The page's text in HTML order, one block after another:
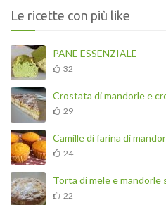
Le ricette con più like
PANE ESSENZIALE
32
Crostata di mandorle e
29
Camille di farina di
24
Torta di mele e mandorle
22